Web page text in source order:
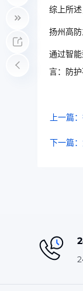
综上所述
扬州高
通过智
言：防
上一篇
下一篇